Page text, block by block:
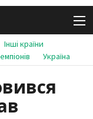
Інші країни
Україна